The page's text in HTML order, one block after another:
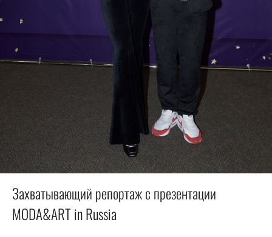
Захватывающий репортаж с презентации
MODA&ART in Russia